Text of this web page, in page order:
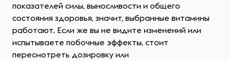
показателей силы, выносливости и общего
состояния здоровья, значит, выбранные витамины
работают. Если же вы не видите изменений или
испытываете побочные эффекты, стоит
пересмотреть дозировку или